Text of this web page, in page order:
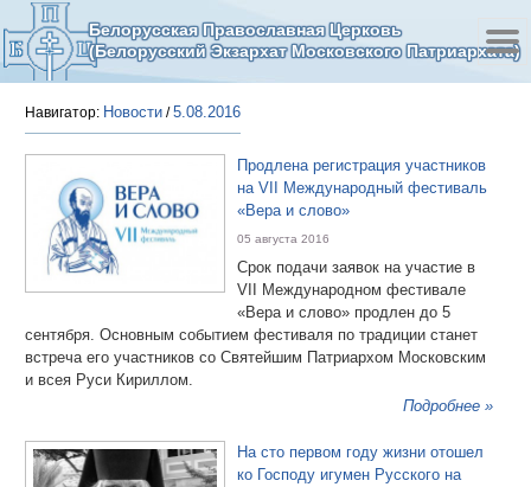
Белорусская Православная Церковь
(Белорусский Экзархат Московского Патриархата)
Навигатор: Новости /5.08.2016
Продлена регистрация участников
на VII Международный фестиваль
«Вера и слово»
05 августа 2016
Срок подачи заявок на участие в
VII Международном фестивале
«Вера и слово» продлен до 5
сентября. Основным событием фестиваля по традиции станет
встреча его участников со Святейшим Патриархом Московским
и всея Руси Кириллом.
Подробнее »
На сто первом году жизни отошел
ко Господу игумен Русского на